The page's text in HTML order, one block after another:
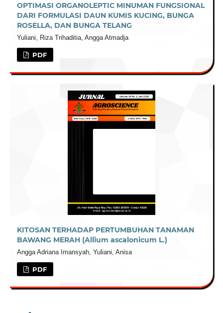
OPTIMASI ORGANOLEPTIC MINUMAN FUNGSIONAL
DARI FORMULASI DAUN KUMIS KUCING, BUNGA
ROSELLA, DAN BUNGA TELANG
Yuliani, Riza Trihaditia, Angga Atmadja
PDF
KITOSAN TERHADAP PERTUMBUHAN TANAMAN
BAWANG MERAH (Allium ascalonicum L.)
Angga Adriana Imansyah, Yuliani, Anisa
PDF